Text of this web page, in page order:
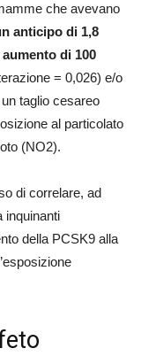
che avevano
anticipo di 1,8
di 100
= 0,026) e/o
taglio cesareo
al particolato
(NO2).
di correlare, ad
inquinanti
della PCSK9 alla